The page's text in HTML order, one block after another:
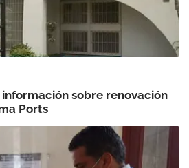
sobre renovación
Ports